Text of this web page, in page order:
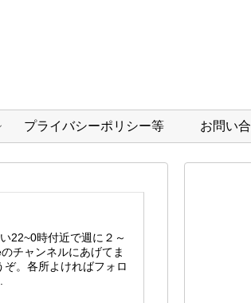
プライバシーポリシー等 お問い
22~0時付近で週に２～
チャンネルにあげてま
。各所よければフォロ